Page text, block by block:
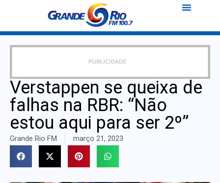
Verstappen se queixa de
falhas na RBR: “Não
estou aqui para ser 2º”
Grande Rio FM março 21, 2023